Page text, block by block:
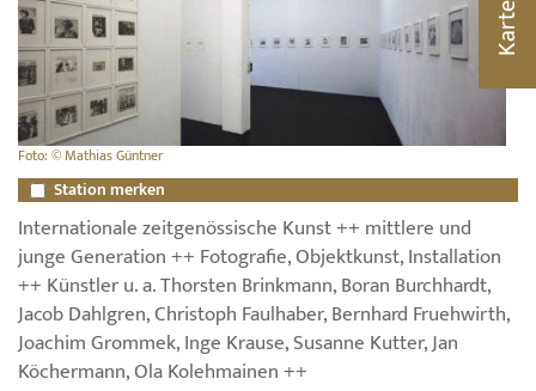
Foto: © Mathias Güntner
Station merken
Internationale zeitgenössische Kunst ++ mittlere und
junge Generation ++ Fotografie, Objektkunst, Installation
++ Künstler u. a. Thorsten Brinkmann, Boran Burchhardt,
Jacob Dahlgren, Christoph Faulhaber, Bernhard Fruehwirth,
Joachim Grommek, Inge Krause, Susanne Kutter, Jan
Köchermann, Ola Kolehmainen ++
Karte